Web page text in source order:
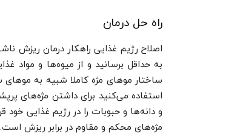
راه‌ حل درمان
اصلاح رژیم غذایی راهکار درمان ریزش
به حداقل برسانید و از میوه‌ها و مواد
ساختار موهای مژه کاملا شبیه به
استفاده می‌کنید برای داشتن مژه‌های
و دانه‌ها و حبوبات را در رژیم غذایی خود
مژه‌های محکم و مقاوم در برابر ریزش است.